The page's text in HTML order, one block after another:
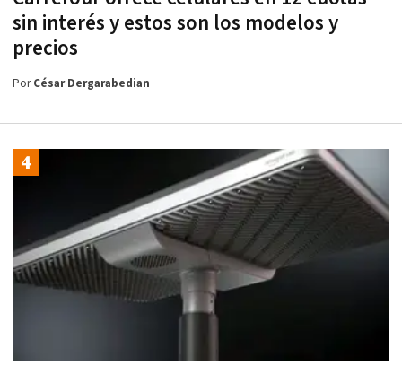
sin interés y estos son los modelos y
precios
PorCésar Dergarabedian